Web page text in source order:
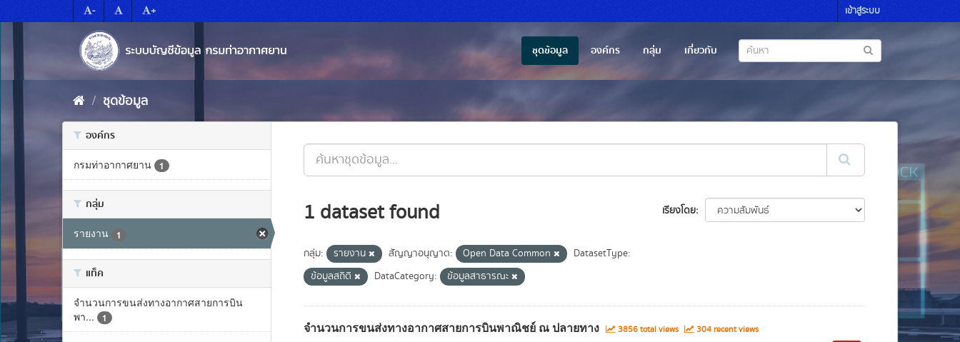
to
- + เข้าสู่ระบบ
ชุดข้อมูล องค์กร กลุ่ม เกี่ยวกับ
ชุดข้อมูล
องค์กร
กรมท่าอากาศยาน 1
กลุ่ม
รายงาน 1
แท็ค
จำนวนการขนส่งทางอากาศสายการบิน
พา...
1
เรียงโดย
1 dataset found
กลุ่ม: รายงาน สัญญาอนุญาต: Open Data Common
DatasetType:
ข้อมูลสถิติ
DataCategory: ข้อมูลสาธารณะ
จำนวนการขนส่งทางอากาศสายการบินพาณิชย์ ณ ปลายทาง 3856 total views 304 recent views